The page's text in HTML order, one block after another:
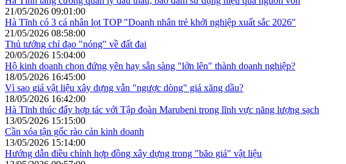
21/05/2026 09:01:00
Hà Tĩnh có 3 cá nhân lọt TOP "Doanh nhân trẻ khởi nghiệp xuất sắc 2026"
21/05/2026 08:58:00
Thủ tướng chỉ đạo "nóng" về đất đai
20/05/2026 15:04:00
Hộ kinh doanh chọn đứng yên hay sẵn sàng "lớn lên" thành doanh nghiệp?
18/05/2026 16:45:00
Vì sao giá vật liệu xây dựng vẫn "ngược dòng" giá xăng dầu?
18/05/2026 16:42:00
Hà Tĩnh thúc đẩy hợp tác với Tập đoàn Marubeni trong lĩnh vực năng lượng sạch
13/05/2026 15:15:00
Cần xóa tận gốc rào cản kinh doanh
13/05/2026 15:14:00
Hướng dẫn điều chỉnh hợp đồng xây dựng trong "bão giá" vật liệu